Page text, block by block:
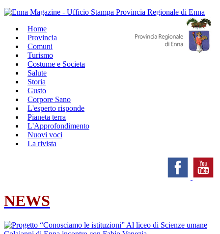
Home
Provincia
Comuni
Turismo
Costume e Societa
Salute
Storia
Gusto
Corpore Sano
L'esperto risponde
Pianeta terra
L'Approfondimento
Nuovi voci
La rivista
NEWS